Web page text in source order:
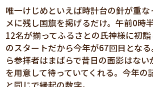
唯一けじめといえば時計台の針が重な
メに残し国旗を掲げるだけ。午前0時
12名が揃ってふるさとの氏神様に初
のスタートだから今年が67回目とな
ら参拝者はまばらで昔日の面影はな
を用意して待っていてくれる。今年の